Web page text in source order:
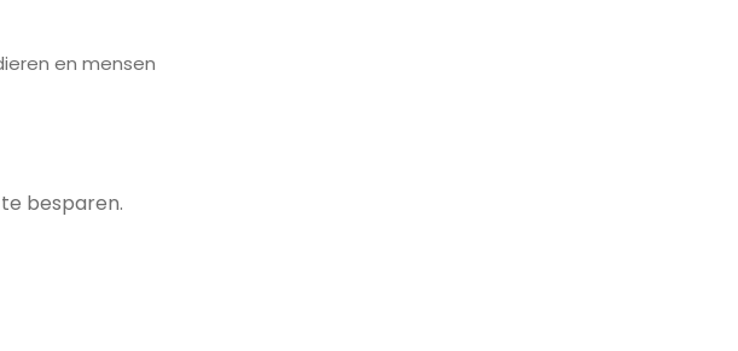
en mensen
besparen.